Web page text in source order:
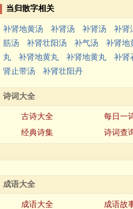
当归散字相关
补肾地黄汤 补肾汤 补肾汤 补肾
筋汤
补肾壮阳汤 补气汤 补肾地
丸
补肾地黄丸 补肾地黄丸 补肾
肾止带汤
补肾壮阳丹
诗词大全
古诗大全 每日一
经典诗集
诗词查
成语大全
成语大全 成语故